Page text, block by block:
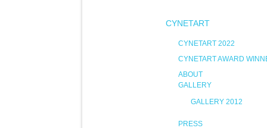
CYNETART
CYNETART 2022
CYNETART AWARD
ABOUT
GALLERY
GALLERY 2012
PRESS